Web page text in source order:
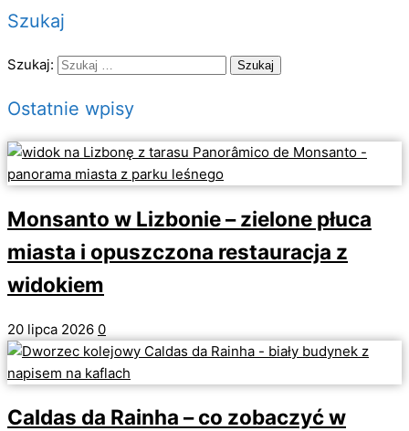
Szukaj
Szukaj:
Ostatnie wpisy
Monsanto w Lizbonie – zielone płuca
miasta i opuszczona restauracja z
widokiem
20 lipca 2026 0
Caldas da Rainha – co zobaczyć w